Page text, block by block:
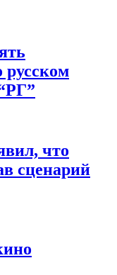
русском
что
сценарий